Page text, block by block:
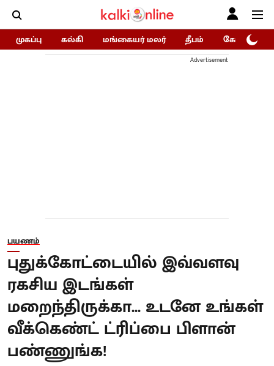
முகப்பு கல்கி மங்கையர் மலர் தீபம் கோகுலம்/
Advertisement
பயணம்
புதுக்கோட்டையில் இவ்வளவு
ரகசிய இடங்கள்
மறைந்திருக்கா... உடனே உங்கள்
வீக்கெண்ட் ட்ரிப்பை பிளான்
பண்ணுங்க!